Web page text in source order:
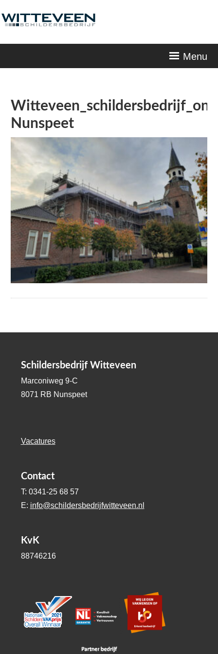
Menu
Nunspeet
Schildersbedrijf Witteveen
Marconiweg 9-C
8071 RB Nunspeet
Vacatures
Contact
T: 0341-25 68 57
E: info@schildersbedrijfwitteveen.nl
KvK
88746216